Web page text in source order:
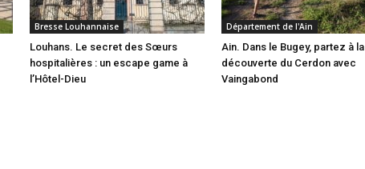
Bresse Louhannaise
Louhans. Le secret des Sœurs
hospitalières : un escape game à
l’Hôtel-Dieu
Département de l'Ain
Ain. Dans le Bugey, partez à la
découverte du Cerdon avec
Vaingabond